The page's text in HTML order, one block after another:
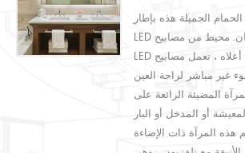
الجميلة هذه بإطار
LED هي قطعة من البيان. محيط من مصابيح
LED يدعم المرآة أعلاه ، تعمل مصابيح LED
غير مباشر لراحة العين
المضيئة الرائعة على
أو المدخل أو البار
هذه المرآة ذات الإضاءة